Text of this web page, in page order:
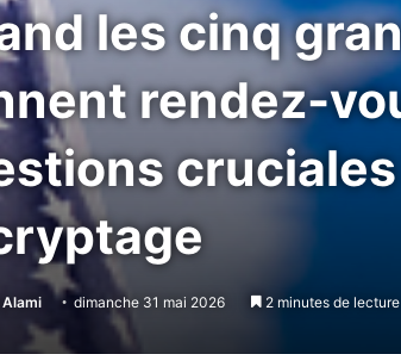
les cinq
rendez-
dimanche 31 mai 2026 2 minutes de lecture